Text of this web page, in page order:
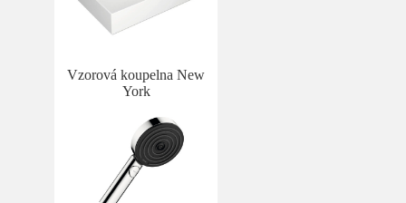
Vzorová koupelna New
York